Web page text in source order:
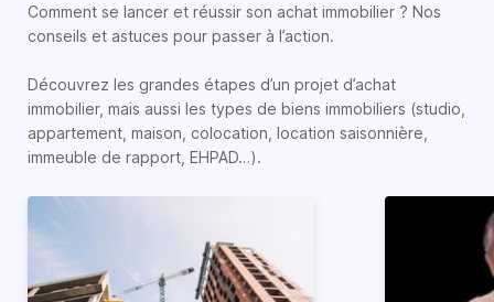
Comment se lancer et réussir son achat immobilier ? Nos
conseils et astuces pour passer à l’action.
Découvrez les grandes étapes d’un projet d’achat
immobilier, mais aussi les types de biens immobiliers (studio,
appartement, maison, colocation, location saisonnière,
immeuble de rapport, EHPAD…).